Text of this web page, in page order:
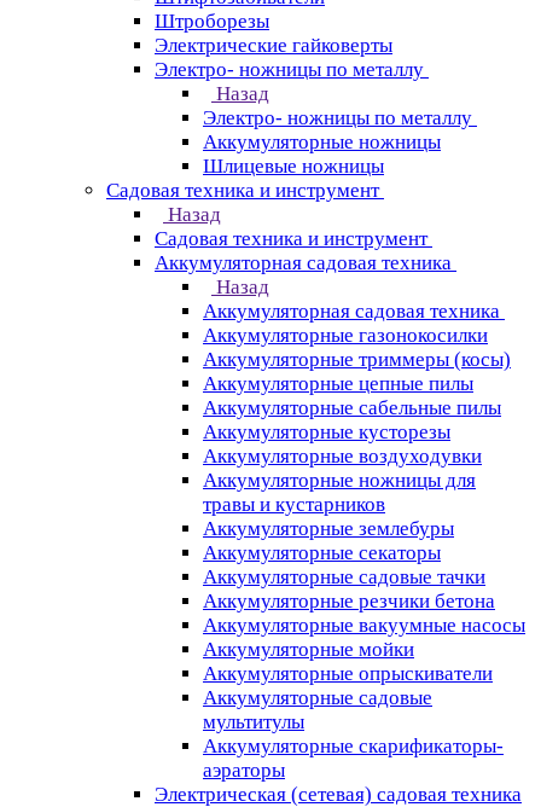
Штроборезы
Электрические гайковерты
Электро- ножницы по металлу
Назад
Электро- ножницы по металлу
Аккумуляторные ножницы
Шлицевые ножницы
Cадовая техника и инструмент
Назад
Cадовая техника и инструмент
Аккумуляторная садовая техника
Назад
Аккумуляторная садовая техника
Аккумуляторные газонокосилки
Аккумуляторные триммеры (косы)
Аккумуляторные цепные пилы
Аккумуляторные сабельные пилы
Аккумуляторные кусторезы
Аккумуляторные воздуходувки
Аккумуляторные ножницы для
травы и кустарников
Аккумуляторные землебуры
Аккумуляторные секаторы
Аккумуляторные садовые тачки
Аккумуляторные резчики бетона
Аккумуляторные вакуумные насосы
Аккумуляторные мойки
Аккумуляторные опрыскиватели
Аккумуляторные садовые
мультитулы
Аккумуляторные скарификаторы-
аэраторы
Электрическая (сетевая) садовая техника